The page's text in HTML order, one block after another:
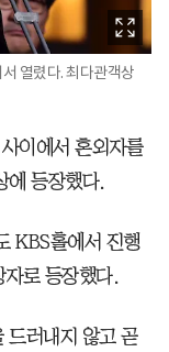
열렸다. 최다관객상
이에서 혼외자를
에 등장했다.
KBS홀에서 진행
로 등장했다.
드러내지 않고 곧